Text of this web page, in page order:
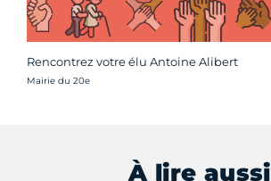
Rencontrez votre élu Antoine Alibert
Crédit photo :
Mairie du 20e
À lire aussi